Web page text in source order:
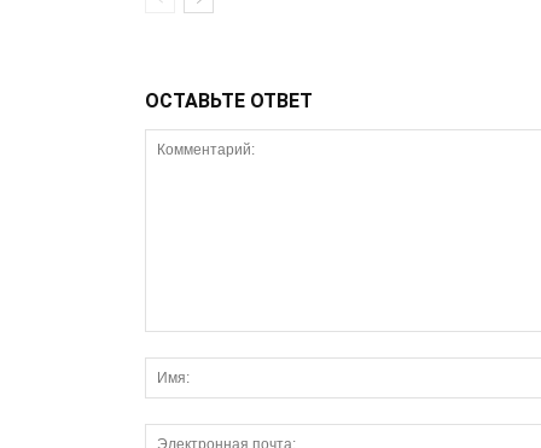
ОСТАВЬТЕ ОТВЕТ